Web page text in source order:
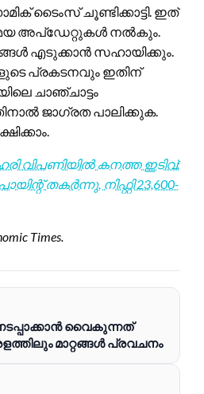
ടൈംസ് ചൂണ്ടിക്കാട്ടി. ഇത്
അപ്‌ഡേറ്റുകൾ നൽകും.
എടുക്കാൻ സഹായിക്കും.
പ്രകടനവും ഇതിന്
ചാഞ്ചാട്ടം
ജാഗ്രത പാലിക്കുക.
വിപണിയിൽ കനത്ത ഇടിവ്:
തകർന്നു, നിഫ്റ്റി 23,600-
Times.
വൈകുന്നത്
മാറ്റങ്ങൾ പ്രവചനം